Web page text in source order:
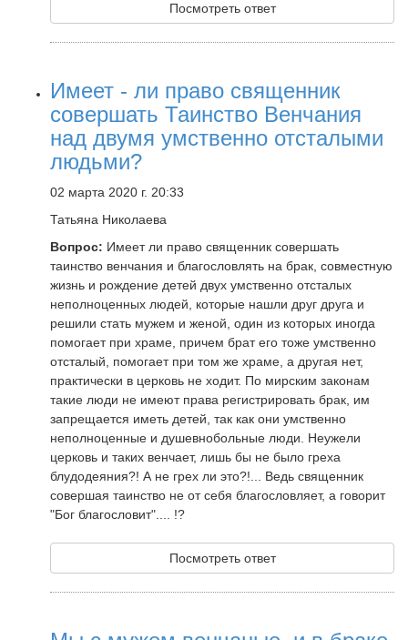
Посмотреть ответ
Имеет - ли право священник
совершать Таинство Венчания
над двумя умственно отсталыми
людьми?
02 марта 2020 г. 20:33
Татьяна Николаева
Вопрос: Имеет ли право священник совершать
таинство венчания и благословлять на брак, совместную
жизнь и рождение детей двух умственно отсталых
неполноценных людей, которые нашли друг друга и
решили стать мужем и женой, один из которых иногда
помогает при храме, причем брат его тоже умственно
отсталый, помогает при том же храме, а другая нет,
практически в церковь не ходит. По мирским законам
такие люди не имеют права регистрировать брак, им
запрещается иметь детей, так как они умственно
неполноценные и душевнобольные люди. Неужели
церковь и таких венчает, лишь бы не было греха
блудодеяния?! А не грех ли это?!... Ведь священник
совершая таинство не от себя благословляет, а говорит
"Бог благословит".... !?
Посмотреть ответ